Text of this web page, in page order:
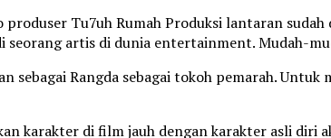
Tu7uh Rumah Produksi lantaran
seorang artis di dunia entertainment. Mudah-
sebagai Rangda sebagai tokoh pemarah.
karakter di film jauh dengan karakter asli diri